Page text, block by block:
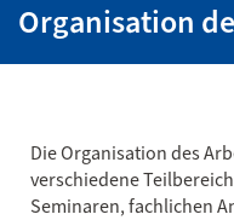
Organisation
Die Organisation des
verschiedene
Seminaren, fachlichen